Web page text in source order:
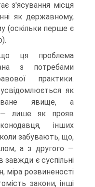
з'ясування місця
як державному,
(оскільки перше є
ця проблема
з потребами
практики.
як
явище, а
— лише як прояв
інших
забувають, що,
а з другого —
завжди є суспільні
міра розвиненості
закони, інші